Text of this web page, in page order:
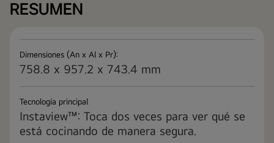
RESUMEN
Dimensiones (An x Al x Pr):
758.8 x 957.2 x 743.4 mm
Tecnología principal
Instaview™: Toca dos veces para ver qué se
está cocinando de manera segura.